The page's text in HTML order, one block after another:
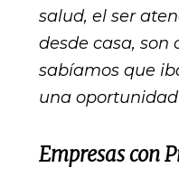
salud, el ser
desde casa, son
sabíamos que
una
Empresas con